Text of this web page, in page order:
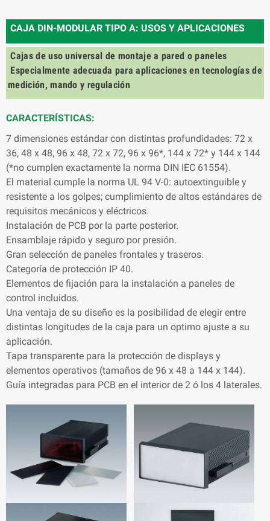
CAJA DIN-MODULAR TIPO A: USOS Y APLICACIONES
Cajas de uso universal de montaje a pared o paneles
Especialmente adecuada para aplicaciones en tecnologías de
medición, mando y regulación
CARACTERÍSTICAS:
7 dimensiones estándar con distintas profundidades: 72 x
36, 48 x 48, 96 x 48, 72 x 72, 96 x 96*, 144 x 72* y 144 x 144
(*no cumplen exactamente la norma DIN IEC 61554).
El material cumple la norma UL 94 V-0: autoextinguible y
resistente a los golpes; cumplimiento de altos estándares de
requisitos mecánicos y eléctricos.
Instalación de PCB por la parte posterior.
Ensamblaje rápido y seguro por presión.
Gran selección de paneles frontales y traseros.
Categoría de protección IP 40.
Elementos de fijación para la instalación a paneles de
control incluidos.
Una ventaja de su diseño es la posibilidad de elegir entre
distintas longitudes de la caja para un optimo ajuste a su
aplicación.
Tapa transparente para la protección de displays y
elementos operativos (tamaños de 96 x 48 a 144 x 144).
Guía integradas para PCB en el interior de 2 ó los 4 laterales.